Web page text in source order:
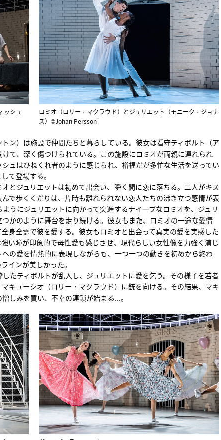
ッシュ
ロミオ（ロリー・マクラウド）とジュリエット（モニーク・ジョナ
ス）©Johan Persson
ン）は施設で仲間たちと暮らしている。彼女は看守ティボルト（ア
て、深く傷つけられている。この施設にロミオが両親に連れられ
ュはひねくれ者のように感じられ、裕福だが多忙な生活を送ってい
て登場する。
とジュリエットは初めて出会い、瞬く間に恋に落ちる。二人がキス
で歩くくだりは、片時も離れられない恋人たちの沸き立つ感情が表
うにジュリエットに向かって突進するナイーブなロミオを、ジュリ
かのように舞台を走り続ける。彼女もまた、ロミオの一途な愛情
身全霊で彼を愛する。彼女もロミオと出会って真実の愛を実感した
い瞳が印象的で母性愛も感じさせ、現代らしい女性像を力強く演じ
の愛を情熱的に表現しながらも、一つ一つの動きを初めから終わ
インが美しかった。
たティボルトが乱入し、ジュリエットに愛を乞う。その様子を若者
キューシオ（ロリー・マクラウド）に銃を向ける。その結果、マキ
しみを買い、不幸の連鎖が始まる...。